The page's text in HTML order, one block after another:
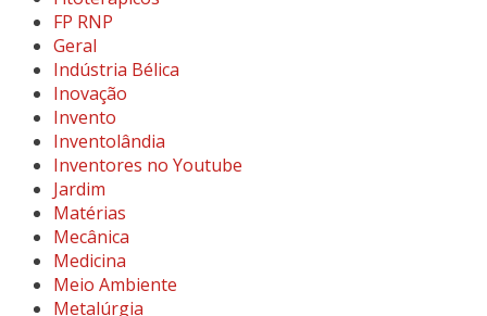
FP RNP
Geral
Indústria Bélica
Inovação
Invento
Inventolândia
Inventores no Youtube
Jardim
Matérias
Mecânica
Medicina
Meio Ambiente
Metalúrgia